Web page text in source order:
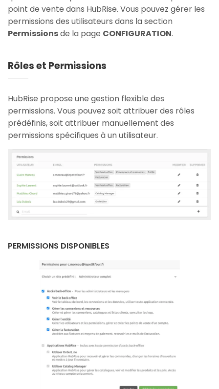
point de vente dans HubRise. Vous pouvez gérer les
permissions des utilisateurs dans la section
Permissionsde la page CONFIGURATION.
Rôles et Permissions
HubRise propose une gestion flexible des
permissions. Vous pouvez soit attribuer des rôles
prédéfinis, soit attribuer manuellement des
permissions spécifiques à un utilisateur.
PERMISSIONS DISPONIBLES